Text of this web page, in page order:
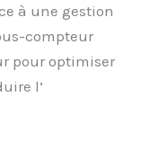
à une gestion
compteur
pour optimiser
l’